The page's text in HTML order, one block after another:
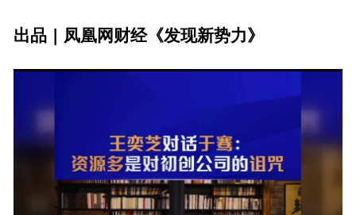
出品 | 凤凰网财经《发现新势力》